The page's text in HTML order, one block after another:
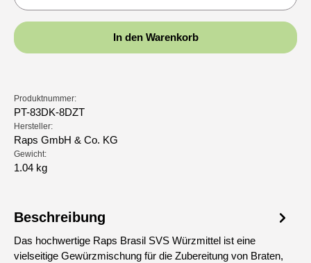
In den Warenkorb
Produktnummer:
PT-83DK-8DZT
Hersteller:
Raps GmbH & Co. KG
Gewicht:
1.04 kg
Beschreibung
Das hochwertige Raps Brasil SVS Würzmittel ist eine
vielseitige Gewürzmischung für die Zubereitung von Braten,